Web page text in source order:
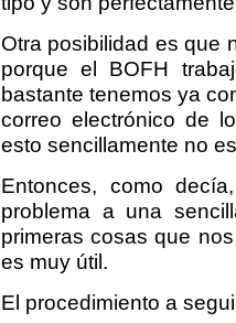
Otra posibilidad es que
porque el BOFH
bastante tenemos ya
correo electrónico de
esto sencillamente no
Entonces, como
problema a una
primeras cosas que
es muy útil.
El procedimiento a